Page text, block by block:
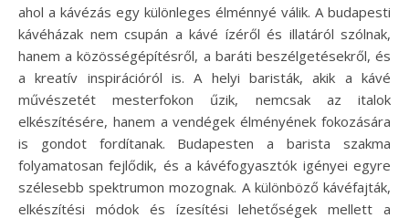
ahol a kávézás egy különleges élménnyé válik. A budapesti
kávéházak nem csupán a kávé ízéről és illatáról szólnak,
hanem a közösségépítésről, a baráti beszélgetésekről, és
a kreatív inspirációról is. A helyi baristák, akik a kávé
művészetét mesterfokon űzik, nemcsak az italok
elkészítésére, hanem a vendégek élményének fokozására
is gondot fordítanak. Budapesten a barista szakma
folyamatosan fejlődik, és a kávéfogyasztók igényei egyre
szélesebb spektrumon mozognak. A különböző kávéfajták,
elkészítési módok és ízesítési lehetőségek mellett a